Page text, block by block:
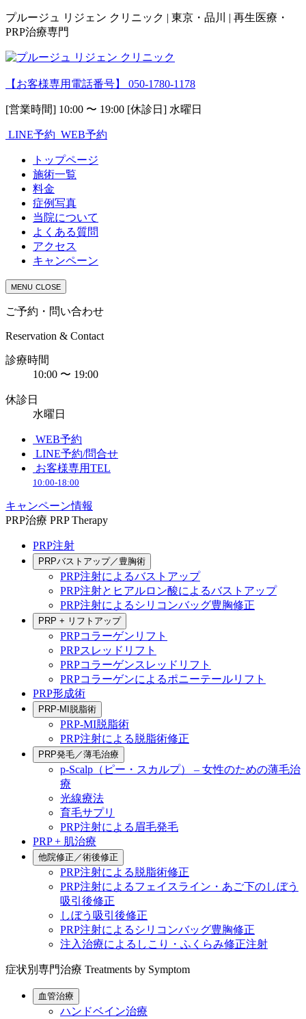
プルージュ リジェン クリニック | 東京・品川 | 再生医療・
PRP治療専門
【お客様専用電話番号】 050-1780-1178
[営業時間] 10:00 〜 19:00 [休診日] 水曜日
LINE予約 WEB予約
トップページ
施術一覧
料金
症例写真
当院について
よくある質問
アクセス
キャンペーン
MENU CLOSE
ご予約・問い合わせ
Reservation & Contact
診療時間
10:00 〜 19:00
休診日
水曜日
WEB予約
LINE予約/問合せ
お客様専用TEL
10:00-18:00
キャンペーン情報
PRP治療 PRP Therapy
PRP注射
PRPバストアップ／豊胸術
PRP注射によるバストアップ
PRP注射とヒアルロン酸によるバストアップ
PRP注射によるシリコンバッグ豊胸修正
PRP + リフトアップ
PRPコラーゲンリフト
PRPスレッドリフト
PRPコラーゲンスレッドリフト
PRPコラーゲンによるポニーテールリフト
PRP形成術
PRP-MI脱脂術
PRP-MI脱脂術
PRP注射による脱脂術修正
PRP発毛／薄毛治療
p-Scalp（ピー・スカルプ） – 女性のための薄毛治
療
光線療法
育毛サプリ
PRP注射による眉毛発毛
PRP + 肌治療
他院修正／術後修正
PRP注射による脱脂術修正
PRP注射によるフェイスライン・あご下のしぼう
吸引後修正
しぼう吸引後修正
PRP注射によるシリコンバッグ豊胸修正
注入治療によるしこり・ふくらみ修正注射
症状別専門治療 Treatments by Symptom
血管治療
ハンドベイン治療